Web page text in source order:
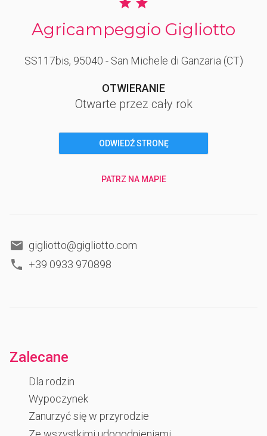
Agricampeggio Gigliotto
SS117bis, 95040 - San Michele di Ganzaria (CT)
OTWIERANIE
Otwarte przez cały rok
ODWIEDŹ STRONĘ
PATRZ NA MAPIE
gigliotto@gigliotto.com
+39 0933 970898
Zalecane
Dla rodzin
Wypoczynek
Zanurzyć się w przyrodzie